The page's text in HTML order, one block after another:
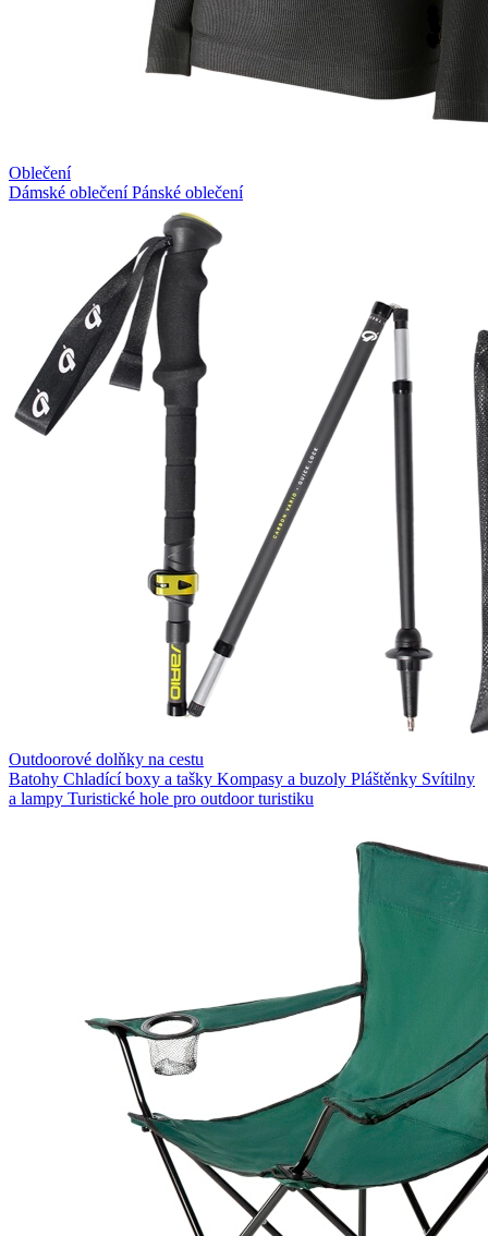
Oblečení
Dámské oblečeníPánské oblečení
Outdoorové dolňky na cestu
Batohy Chladící boxy a tašky Kompasy a buzoly Pláštěnky Svítilny
a lampy Turistické hole pro outdoor turistiku